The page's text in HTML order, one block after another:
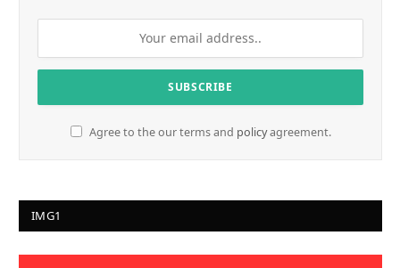
Agree to the our terms and policyagreement.
IMG1